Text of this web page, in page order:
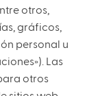
otros,
gráficos,
personal u
Las
otros